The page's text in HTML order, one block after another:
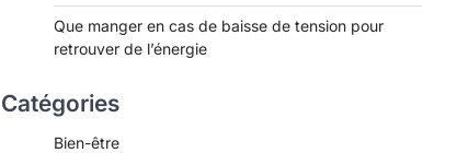
Que manger en cas de baisse de tension pour
retrouver de l’énergie
Catégories
Bien-être